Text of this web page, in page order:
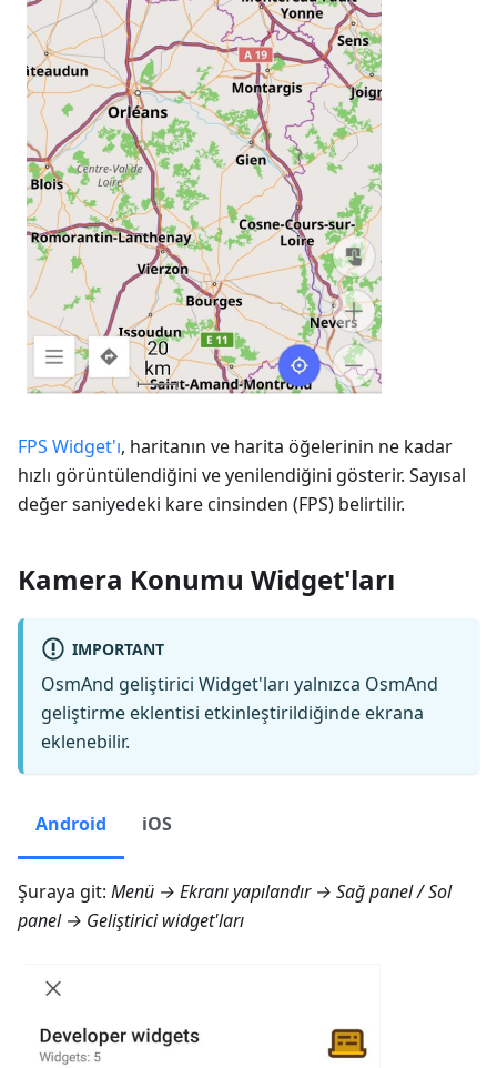
FPS Widget'ı, haritanın ve harita öğelerinin ne kadar
hızlı görüntülendiğini ve yenilendiğini gösterir. Sayısal
değer saniyedeki kare cinsinden (FPS) belirtilir.
Kamera Konumu Widget'ları
IMPORTANT
OsmAnd geliştirici Widget'ları yalnızca OsmAnd
geliştirme eklentisi etkinleştirildiğinde ekrana
eklenebilir.
Android iOS
Şuraya git: Menü → Ekranı yapılandır → Sağ panel/Sol
panel → Geliştirici widget'ları